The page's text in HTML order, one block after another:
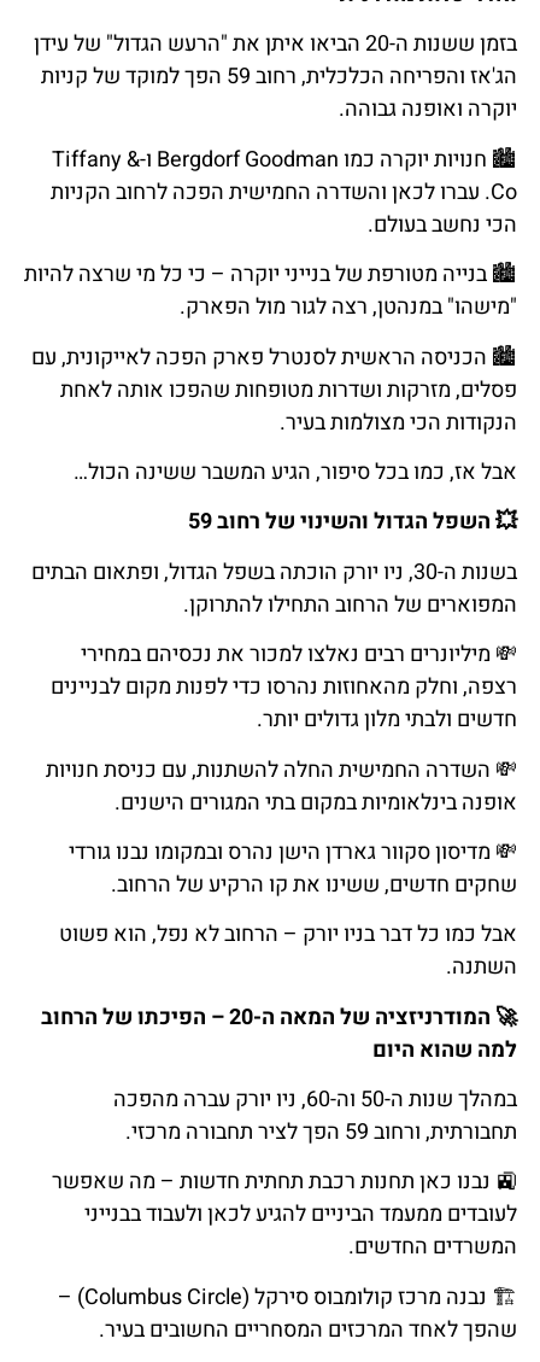
בזמן ששנות ה-20 הביאו איתן את "הרעש הגדול" של עידן
הג'אז והפריחה הכלכלית, רחוב 59 הפך למוקד של קניות
יוקרה ואופנה גבוהה.
🏙️ חנויותיוקרה כמו
Bergdorf Goodman ו-Tiffany &
Co. עברו לכאן והשדרה החמישית הפכה לרחוב הקניות
הכי נחשב בעולם.
🏙️בנייה מטורפתשלבניינייוקרה – כיכלמישרצהלהיות
"מישהו"במנהטן,רצהלגורמולהפארק.
🏙️ הכניסה הראשיתלסנטרלפארק הפכהלאייקונית,עם
פסלים,מזרקותושדרותמטופחותשהפכואותהלאחת
הנקודותהכימצולמותבעיר.
אבל אז, כמו בכל סיפור, הגיע המשבר ששינה הכול…
💥השפלהגדולוהשינוישלרחוב59
בשנות ה-30, ניו יורק הוכתה בשפל הגדול, ופתאום הבתים
המפוארים של הרחוב התחילו להתרוקן.
💸 מיליונרים רבים נאלצולמכוראת נכסיהםבמחירי
רצפה,וחלק מהאחוזות נהרסוכדילפנותמקוםלבניינים
חדשים ולבתימלוןגדולים יותר.
💸 השדרה החמישיתהחלהלהשתנות,עם כניסתחנויות
אופנהבינלאומיותבמקוםבתיהמגורים הישנים.
💸 מדיסוןסקוורגארדןהישן נהרס ובמקומו נבנוגורדי
שחקים חדשים,ששינואתקוהרקיעשלהרחוב.
אבל כמו כל דבר בניו יורק – הרחוב לא נפל, הוא פשוט
השתנה.
🚀 המודרניזציה שלהמאה ה-20
– הפיכתושלהרחוב
למה שהוא היום
במהלך שנות ה-50 וה-60, ניו יורק עברה מהפכה
תחבורתית, ורחוב 59 הפך לציר תחבורה מרכזי.
🚉 נבנוכאן תחנותרכבתתחתיתחדשות – מה שאפשר
לעובדים ממעמדהבינייםלהגיעלכאןולעבודבבנייני
המשרדים החדשים.
🏗️ נבנה מרכזקולומבוססירקל
(Columbus Circle) –
שהפך לאחד המרכזים המסחריים החשובים בעיר.